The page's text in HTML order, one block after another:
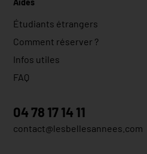
Aides
Étudiants étrangers
Comment réserver ?
Infos utiles
FAQ
04 78 17 14 11
contact@lesbellesannees.com